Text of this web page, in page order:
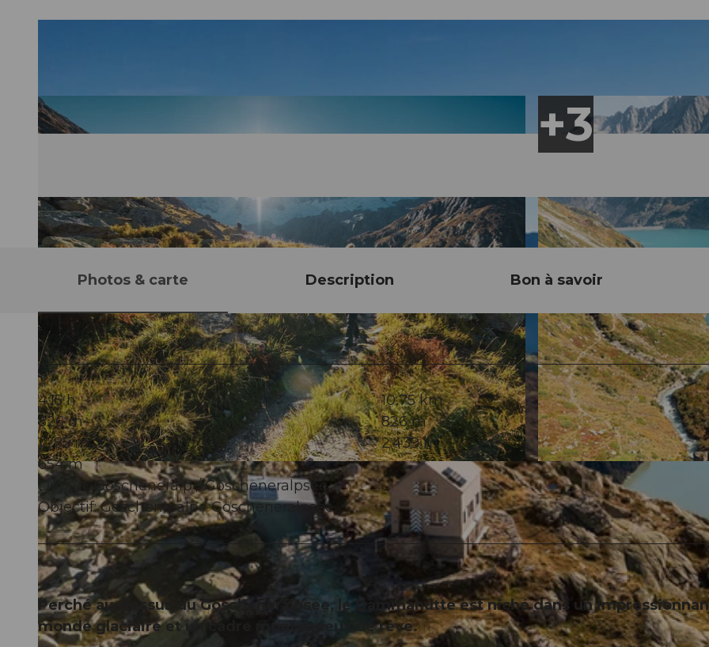
© Andermatt-Urserntal Tourismus GmbH, Ferienregion Andermatt © Andermatt-Urserntal Tourismus GmbH, Ferienregion
Photos & carte Description Bon à savoir
4:15 h
10,75 km
826 m
826 m
1.785 m
2.439 m
654 m
Départ: Göscheneralp / Göscheneralpsee
Objectif: Göscheneralp / Göscheneralpsee
Perché au-dessus du Göscheneralpsee, le Dammahütte est niché dans un
monde glaciaire et un cadre montagneux de rêve.